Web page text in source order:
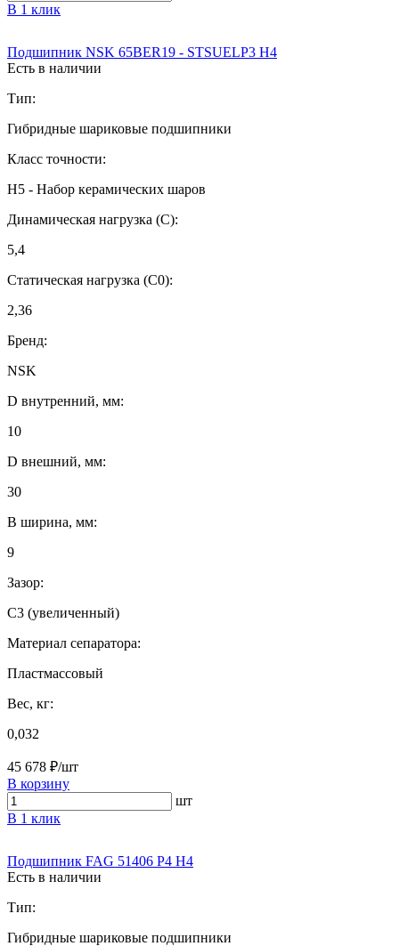
В 1 клик
Подшипник NSK 65BER19 - STSUELP3 H4
Есть в наличии
Тип:
Гибридные шариковые подшипники
Класс точности:
H5 - Набор керамических шаров
Динамическая нагрузка (C):
5,4
Статическая нагрузка (C0):
2,36
Бренд:
NSK
D внутренний, мм:
10
D внешний, мм:
30
B ширина, мм:
9
Зазор:
C3 (увеличенный)
Материал сепаратора:
Пластмассовый
Вес, кг:
0,032
45 678 ₽/шт
В корзину
шт
В 1 клик
Подшипник FAG 51406 P4 H4
Есть в наличии
Тип:
Гибридные шариковые подшипники